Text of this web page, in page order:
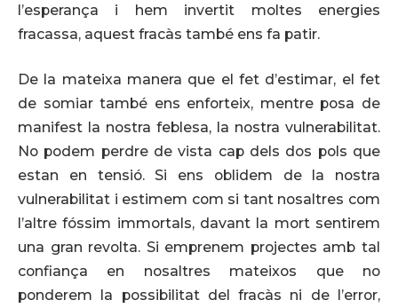
l’esperança i hem invertit moltes energies
fracassa, aquest fracàs també ens fa patir.
De la mateixa manera que el fet d’estimar, el fet
de somiar també ens enforteix, mentre posa de
manifest la nostra feblesa, la nostra vulnerabilitat.
No podem perdre de vista cap dels dos pols que
estan en tensió. Si ens oblidem de la nostra
vulnerabilitat i estimem com si tant nosaltres com
l’altre fóssim immortals, davant la mort sentirem
una gran revolta. Si emprenem projectes amb tal
confiança en nosaltres mateixos que no
ponderem la possibilitat del fracàs ni de l’error,